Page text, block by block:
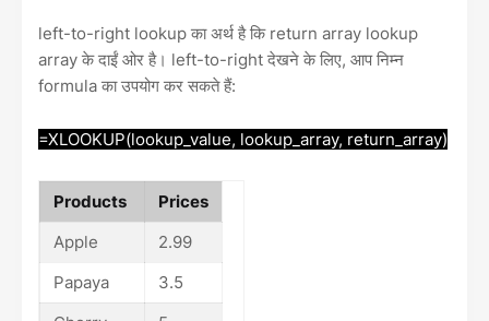
left-to-right lookup का अर्थ है कि return array lookup
array के दाईं ओर है। left-to-right देखने के लिए, आप निम्न
formula का उपयोग कर सकते हैं:
=XLOOKUP(lookup_value, lookup_array, return_array)
Products
Prices
Apple
2.99
Papaya
3.5